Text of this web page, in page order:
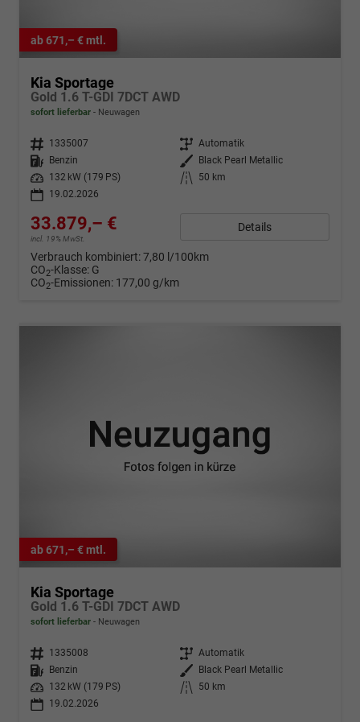
ab 671,– € mtl.
Kia Sportage
Gold 1.6 T-GDI 7DCT AWD
sofort lieferbar Neuwagen
Fahrzeugnr. 1335007 Getriebe Automatik
Kraftstoff
Benzin Außenfarbe
Black Pearl Metallic
Leistung
132 kW (179 PS) Kilometerstand
50 km
19.02.2026
33.879,– €
incl. 19% MwSt.
Details
Verbrauch kombiniert:7,80 l/100km
CO2-Klasse: G
CO2-Emissionen: 177,00 g/km
ab 671,– € mtl.
Kia Sportage
Gold 1.6 T-GDI 7DCT AWD
sofort lieferbar Neuwagen
Fahrzeugnr. 1335008 Getriebe Automatik
Kraftstoff
Benzin Außenfarbe
Black Pearl Metallic
Leistung
132 kW (179 PS) Kilometerstand
50 km
19.02.2026